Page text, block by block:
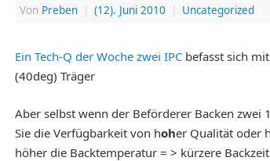
Von Preben | (12). Juni 2010 | Uncategorized
Ein Tech-Q der Woche zwei IPC befasst sich
(40deg) Träger
Aber selbst wenn der Beförderer Backen zwei
Sie die Verfügbarkeit von hoher Qualität oder
höher die Backtemperatur = > kürzere